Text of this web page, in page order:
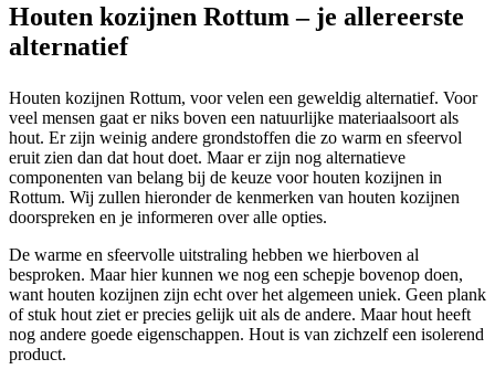
Houten kozijnen Rottum – je allereerste
alternatief
Houten kozijnen Rottum, voor velen een geweldig alternatief. Voor
veel mensen gaat er niks boven een natuurlijke materiaalsoort als
hout. Er zijn weinig andere grondstoffen die zo warm en sfeervol
eruit zien dan dat hout doet. Maar er zijn nog alternatieve
componenten van belang bij de keuze voor houten kozijnen in
Rottum. Wij zullen hieronder de kenmerken van houten kozijnen
doorspreken en je informeren over alle opties.
De warme en sfeervolle uitstraling hebben we hierboven al
besproken. Maar hier kunnen we nog een schepje bovenop doen,
want houten kozijnen zijn echt over het algemeen uniek. Geen plank
of stuk hout ziet er precies gelijk uit als de andere. Maar hout heeft
nog andere goede eigenschappen. Hout is van zichzelf een isolerend
product.